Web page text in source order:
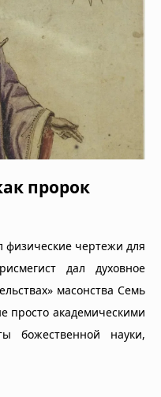
пророк
физические чертежи для
дал духовное
масонства Семь
просто академическими
божественной науки,